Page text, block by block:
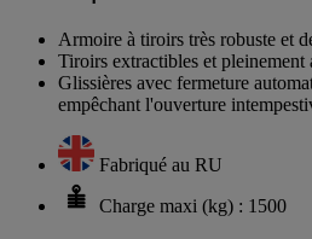
Armoire à tiroirs très robuste et
Tiroirs extractibles et pleinement
Glissières avec fermeture
empêchant l'ouverture
Fabriqué au RU
Charge maxi (kg) : 1500